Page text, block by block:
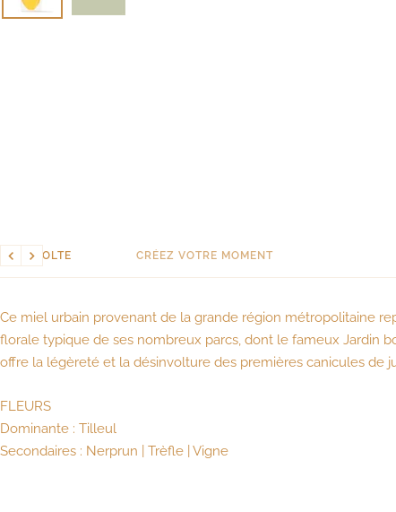
LA RÉCOLTE CRÉEZ VOTRE MOMENT
Précédent
Suivant
Ce miel urbain provenant de la grande région métropolitaine
florale typique de ses nombreux parcs, dont le fameux Jardin
offre la légèreté et la désinvolture des premières canicules de
FLEURS
Dominante : Tilleul
Secondaires : Nerprun | Trèfle | Vigne